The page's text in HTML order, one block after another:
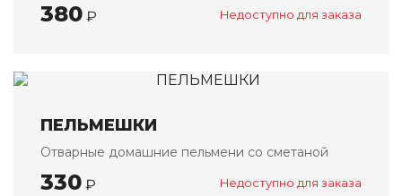
380 ₽ Недоступно для заказа
ПЕЛЬМЕШКИ
Отварные домашние пельмени со сметаной
330 ₽ Недоступно для заказа